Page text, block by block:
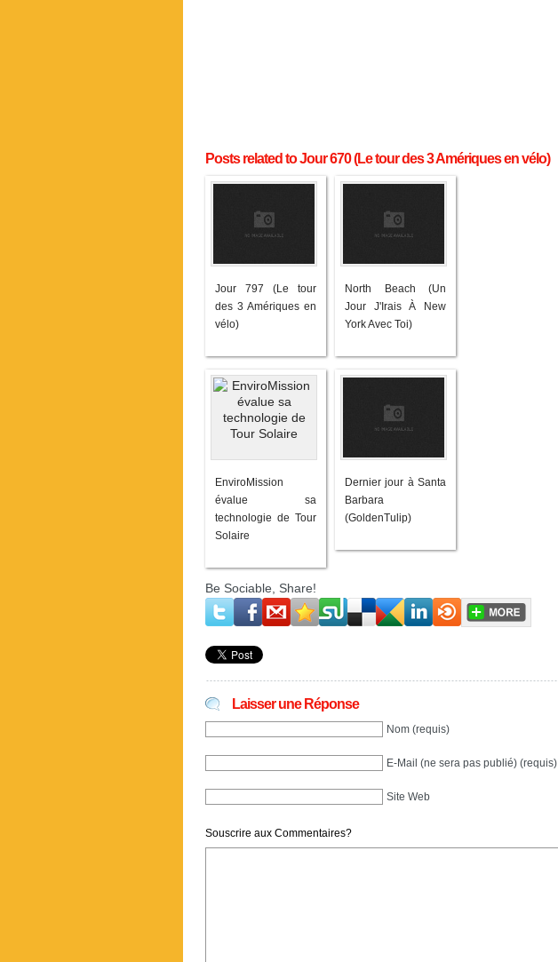
Posts related to Jour 670 (Le tour des 3 Amériques en vélo)
Jour 797 (Le tour
des 3 Amériques en
vélo)
North Beach (Un
Jour J'Irais À New
York Avec Toi)
EnviroMission
évalue sa
technologie de Tour
Solaire
Dernier jour à Santa
Barbara
(GoldenTulip)
Be Sociable, Share!
Laisser une Réponse
Nom (requis)
E-Mail (ne sera pas publié) (requis)
Site Web
Souscrire aux Commentaires?